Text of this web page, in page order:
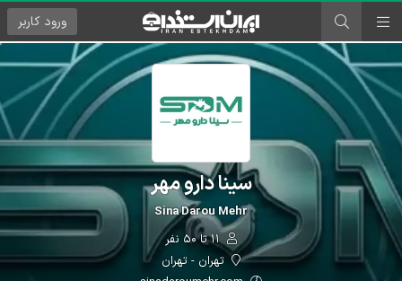
ورود کاربر
سینا دارو مهر
Sina Darou Mehr
۱۱ تا ۵۰ نفر
تهران - تهران